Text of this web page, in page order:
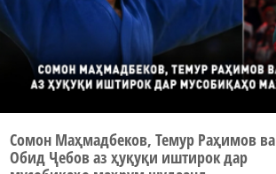
Сомон Маҳмадбеков, Темур Раҳимов ва
Обид Ҷебов аз ҳуқуқи иштирок дар